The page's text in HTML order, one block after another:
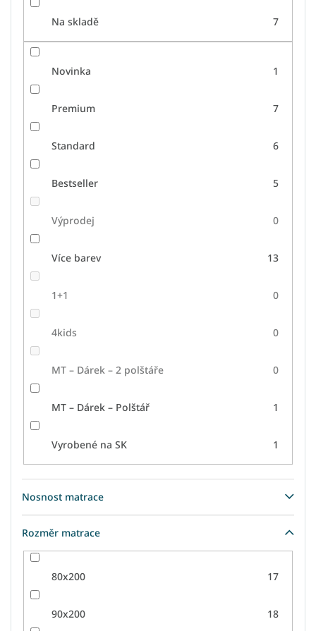
Na skladě 7
Novinka 1
Premium 7
Standard 6
Bestseller 5
Výprodej 0
Více barev 13
1+1 0
4kids 0
MT – Dárek – 2 polštáře 0
MT – Dárek – Polštář 1
Vyrobené na SK 1
Nosnost matrace
Rozměr matrace
80x200 17
90x200 18